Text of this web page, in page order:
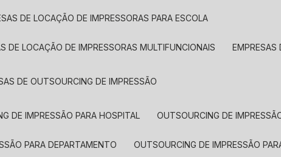
DE LOCAÇÃO DE IMPRESSORAS PARA ESCOLA
DE LOCAÇÃO DE IMPRESSORAS MULTIFUNCIONAIS
DE OUTSOURCING DE IMPRESSÃO
DE IMPRESSÃO PARA HOSPITAL OUTSOURCING DE
PARA DEPARTAMENTO OUTSOURCING DE IMPRESSÃO